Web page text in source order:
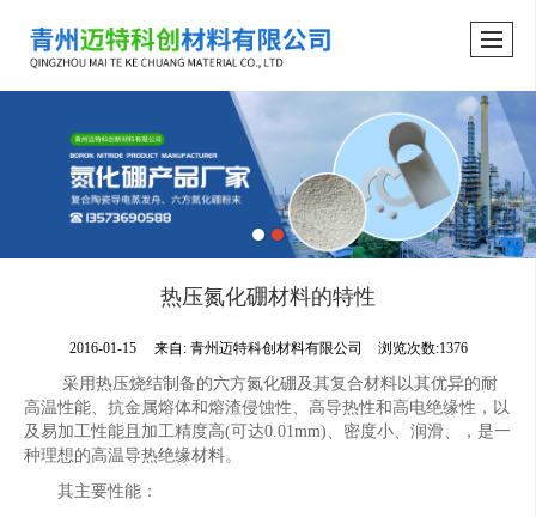
热压氮化硼材料的特性
2016-01-15 来自: 青州迈特科创材料有限公司 浏览次数:1376
采用热压烧结制备的六方氮化硼及其复合材料以其优异的耐
高温性能、抗金属熔体和熔渣侵蚀性、高导热性和高电绝缘性，以
及易加工性能且加工精度高(可达0.01mm)、密度小、润滑、，是一
种理想的高温导热绝缘材料。
其主要性能：